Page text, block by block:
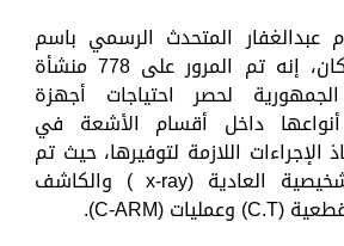
عبدالغفار المتحدث الرسمي باسم
وزارة الصحة والسكان، إنه تم المرور على 778 منشأة
لحصر احتياجات أجهزة
داخل أقسام الأشعة في
الإجراءات اللازمة لتوفيرها، حيث تم
توفير الأشعة التشخيصية العادية (x-ray ) والكاشف